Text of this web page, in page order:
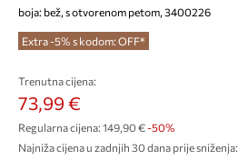
boja: bež, s otvorenom petom, 3400226
Extra -5% s kodom: OFF*
Trenutna cijena:
73,99 €
Regularna cijena: 149,90 €-50%
Najniža cijena u zadnjih 30 dana prije sniženja: